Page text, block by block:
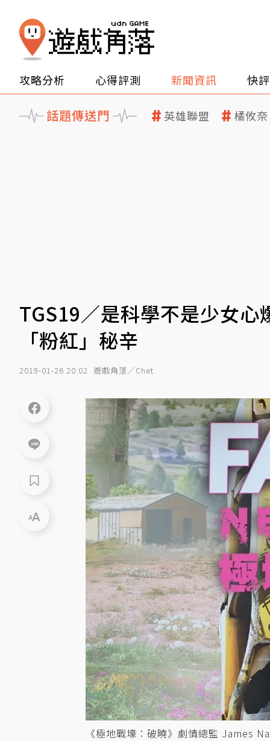
攻略分析 心得評測 新聞資訊 快
話題傳送門 英雄聯盟 橘攸奈
TGS19／是科學不是少女
「粉紅」秘辛
2019-01-26 20:02 遊戲角落／Chet
《極地戰壕：破曉》劇情總監 James